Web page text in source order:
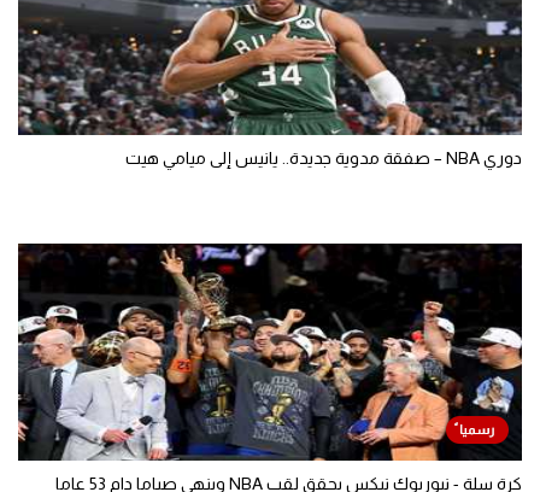
دوري NBA – صفقة مدوية جديدة.. يانيس إلى ميامي هيت
كرة سلة - نيوريوك نيكس يحقق لقب NBA وينهي صياما دام 53 عاما